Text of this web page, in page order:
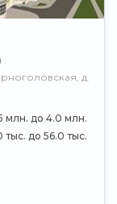
д.
млн. до 4.0 млн.
тыс. до 56.0 тыс.